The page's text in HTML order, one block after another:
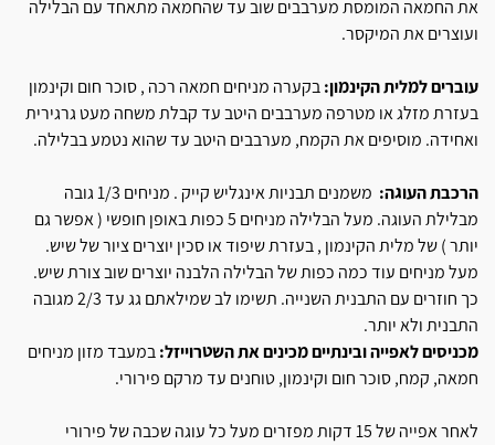
את החמאה המומסת מערבבים שוב עד שהחמאה מתאחד עם הבלילה
ועוצרים את המיקסר.
עוברים למלית הקינמון: בקערה מניחים חמאה רכה , סוכר חום וקינמון
בעזרת מזלג או מטרפה מערבבים היטב עד קבלת משחה מעט גרגירית
ואחידה. מוסיפים את הקמח, מערבבים היטב עד שהוא נטמע בבלילה.
הרכבת העוגה:
משמנים תבניות אינגליש קייק . מניחים 1/3 גובה
מבלילת העוגה. מעל הבלילה מניחים 5 כפות באופן חופשי ( אפשר גם
יותר ) של מלית הקינמון , בעזרת שיפוד או סכין יוצרים ציור של שיש.
מעל מניחים עוד כמה כפות של הבלילה הלבנה יוצרים שוב צורת שיש.
כך חוזרים עם התבנית השנייה. תשימו לב שמילאתם גג עד 2/3 מגובה
התבנית ולא יותר.
מכניסים לאפייה ובינתיים מכינים את השטרוייזל: במעבד מזון מניחים
חמאה, קמח, סוכר חום וקינמון, טוחנים עד מרקם פירורי.
לאחר אפייה של 15 דקות מפזרים מעל כל עוגה שכבה של פירורי